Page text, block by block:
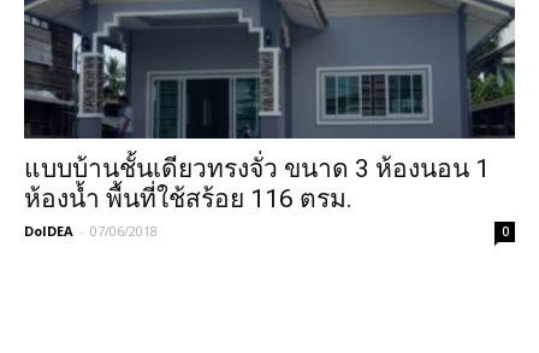
แบบบ้านชั้นเดียวทรงจั่ว ขนาด 3 ห้องนอน 1
ห้องน้ำ พื้นที่ใช้สร้อย 116 ตรม.
DoIDEA - 07/06/2018 0